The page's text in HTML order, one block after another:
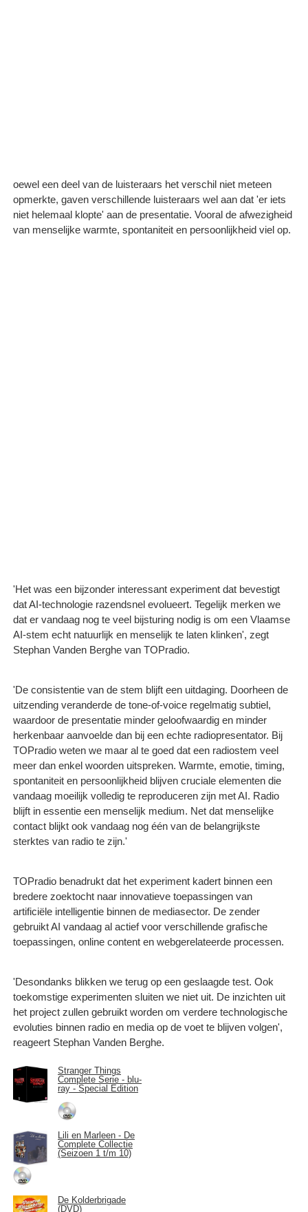
oewel een deel van de luisteraars het verschil niet meteen
opmerkte, gaven verschillende luisteraars wel aan dat 'er iets
niet helemaal klopte' aan de presentatie. Vooral de afwezigheid
van menselijke warmte, spontaniteit en persoonlijkheid viel op.
'Het was een bijzonder interessant experiment dat bevestigt
dat AI-technologie razendsnel evolueert. Tegelijk merken we
dat er vandaag nog te veel bijsturing nodig is om een Vlaamse
AI-stem echt natuurlijk en menselijk te laten klinken', zegt
Stephan Vanden Berghe van TOPradio.
'De consistentie van de stem blijft een uitdaging. Doorheen de
uitzending veranderde de tone-of-voice regelmatig subtiel,
waardoor de presentatie minder geloofwaardig en minder
herkenbaar aanvoelde dan bij een echte radiopresentator. Bij
TOPradio weten we maar al te goed dat een radiostem veel
meer dan enkel woorden uitspreken. Warmte, emotie, timing,
spontaniteit en persoonlijkheid blijven cruciale elementen die
vandaag moeilijk volledig te reproduceren zijn met AI. Radio
blijft in essentie een menselijk medium. Net dat menselijke
contact blijkt ook vandaag nog één van de belangrijkste
sterktes van radio te zijn.'
TOPradio benadrukt dat het experiment kadert binnen een
bredere zoektocht naar innovatieve toepassingen van
artificiële intelligentie binnen de mediasector. De zender
gebruikt AI vandaag al actief voor verschillende grafische
toepassingen, online content en webgerelateerde processen.
'Desondanks blikken we terug op een geslaagde test. Ook
toekomstige experimenten sluiten we niet uit. De inzichten uit
het project zullen gebruikt worden om verdere technologische
evoluties binnen radio en media op de voet te blijven volgen',
reageert Stephan Vanden Berghe.
Stranger Things
Complete Serie - blu-
ray - Special Edition
Lili en Marleen - De
Complete Collectie
(Seizoen 1 t/m 10)
De Kolderbrigade
(DVD)